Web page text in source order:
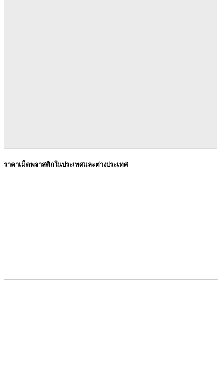
ราคาเม็ดพลาสติกในประเทศและต่างประเทศ